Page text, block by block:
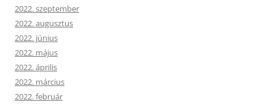
2022. szeptember
2022. augusztus
2022. június
2022. május
2022. április
2022. március
2022. február